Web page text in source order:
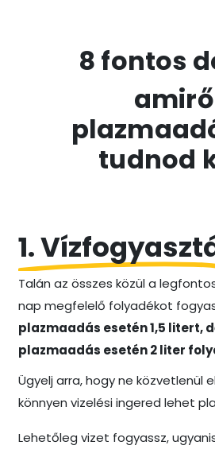
8 fontos
tudnod
1.
Talán az összes közül a
nap megfelelő folyadékot
plazmaadás esetén 1,5 litert,
plazmaadás esetén 2 liter
Ügyelj arra, hogy ne közvetlenül
könnyen vizelési ingered lehet
Lehetőleg vizet fogyassz,